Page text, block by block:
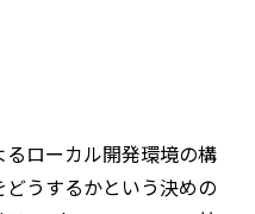
ローカル開発環境の構
うするかという決めの